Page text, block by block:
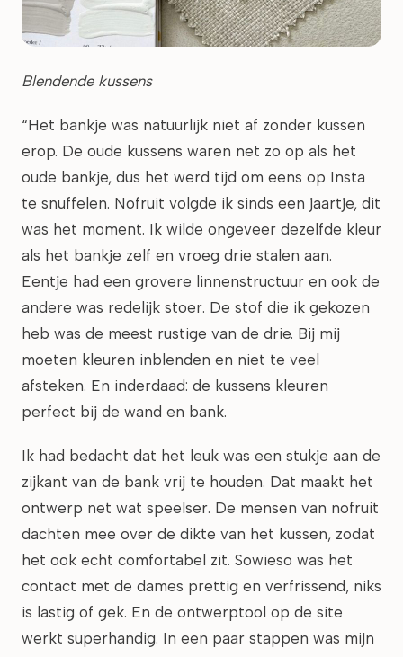
Blendende kussens
“Het bankje was natuurlijk niet af zonder kussen
erop. De oude kussens waren net zo op als het
oude bankje, dus het werd tijd om eens op Insta
te snuffelen. Nofruit volgde ik sinds een jaartje, dit
was het moment. Ik wilde ongeveer dezelfde kleur
als het bankje zelf en vroeg drie stalen aan.
Eentje had een grovere linnenstructuur en ook de
andere was redelijk stoer. De stof die ik gekozen
heb was de meest rustige van de drie. Bij mij
moeten kleuren inblenden en niet te veel
afsteken. En inderdaad: de kussens kleuren
perfect bij de wand en bank.
Ik had bedacht dat het leuk was een stukje aan de
zijkant van de bank vrij te houden. Dat maakt het
ontwerp net wat speelser. De mensen van nofruit
dachten mee over de dikte van het kussen, zodat
het ook echt comfortabel zit. Sowieso was het
contact met de dames prettig en verfrissend, niks
is lastig of gek. En de ontwerptool op de site
werkt superhandig. In een paar stappen was mijn